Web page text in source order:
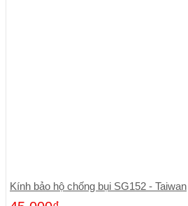
Kính bảo hộ chống bụi SG152 - Taiwan